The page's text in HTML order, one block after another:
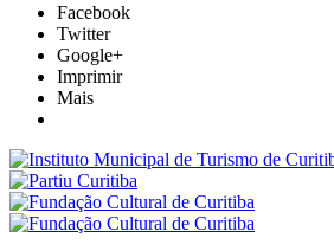
Facebook
Twitter
Google+
Imprimir
Mais